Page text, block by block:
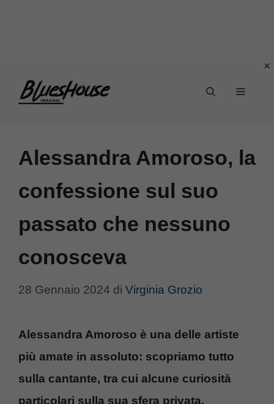
Menu
Alessandra Amoroso, la
confessione sul suo
passato che nessuno
conosceva
28 Gennaio 2024 di Virginia Grozio
Alessandra Amoroso è una delle artiste
più amate in assoluto: scopriamo tutto
sulla cantante, tra cui alcune curiosità
particolari sulla sua sfera privata.